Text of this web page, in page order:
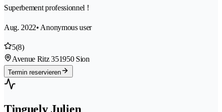
Superbement professionnel !
Aug. 2022• Anonymous user
5(8)
Avenue Ritz 351950 Sion
Termin reservieren
Tinguely Julien